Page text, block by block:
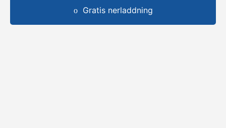
Gratis nerladdning